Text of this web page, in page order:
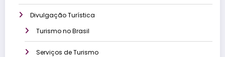
Divulgação Turística
Turismo no Brasil
Serviços de Turismo